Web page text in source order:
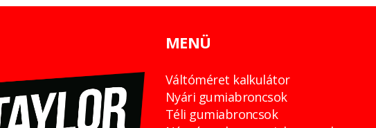
MENÜ
Váltóméret kalkulátor
Nyári gumiabroncsok
Téli gumiabroncsok